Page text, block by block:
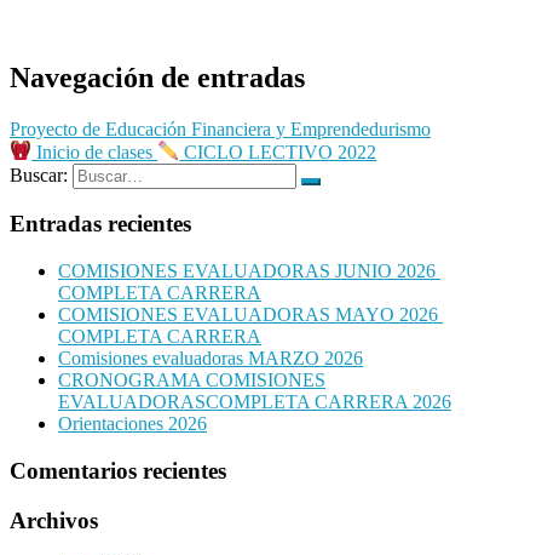
Navegación de entradas
Proyecto de Educación Financiera y Emprendedurismo
Inicio de clases
CICLO LECTIVO 2022
Buscar:
Entradas recientes
COMISIONES EVALUADORAS JUNIO 2026
COMPLETA CARRERA
COMISIONES EVALUADORAS MAYO 2026
COMPLETA CARRERA
Comisiones evaluadoras MARZO 2026
CRONOGRAMA COMISIONES
EVALUADORASCOMPLETA CARRERA 2026
Orientaciones 2026
Comentarios recientes
Archivos